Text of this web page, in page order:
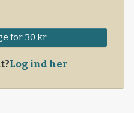
for 30 kr
Log ind her